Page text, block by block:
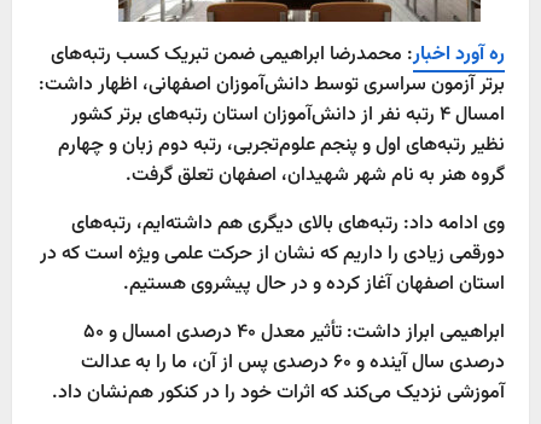
ره آورد اخبار: محمدرضا ابراهیمی ضمن تبریک کسب رتبه‌های
برتر آزمون سراسری توسط دانش‌آموزان اصفهانی، اظهار داشت:
امسال ۴ رتبه نفر از دانش‌آموزان استان رتبه‌های برتر کشور
نظیر رتبه‌های اول و پنجم علوم‌تجربی، رتبه دوم زبان و چهارم
گروه هنر به نام شهر شهیدان، اصفهان تعلق گرفت.
وی ادامه داد: رتبه‌های بالای دیگری هم داشته‌ایم، رتبه‌های
دورقمی زیادی را داریم که نشان از حرکت علمی ویژه است که در
استان اصفهان آغاز کرده و در حال پیشروی هستیم.
ابراهیمی ابراز داشت: تأثیر معدل ۴۰ درصدی امسال و ۵۰
درصدی سال آینده و ۶۰ درصدی پس از آن، ما را به عدالت
آموزشی نزدیک می‌کند که اثرات خود را در کنکور هم‌نشان داد.